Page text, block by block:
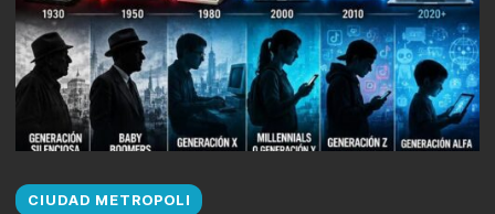
CIUDAD METROPOLI